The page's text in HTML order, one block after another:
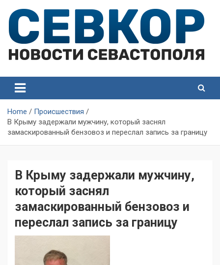
content
Севастополя
Севастополя
Home
Происшествия
В Крыму задержали мужчину, который заснял
замаскированный бензовоз и переслал запись за границу
В Крыму задержали мужчину,
который заснял
замаскированный бензовоз и
переслал запись за границу